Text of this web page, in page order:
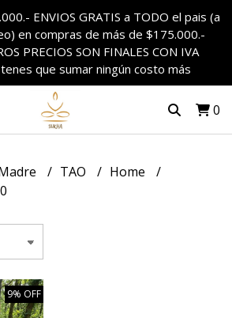
ENVIOS GRATIS a TODO el pais (a
en compras de más de $175.000.-
PRECIOS SON FINALES CON IVA
que sumar ningún costo más
0
TAO
Home
9% OFF